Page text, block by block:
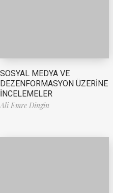
SOSYAL MEDYA VE
DEZENFORMASYON ÜZERİNE
İNCELEMELER
Ali Emre Dingin